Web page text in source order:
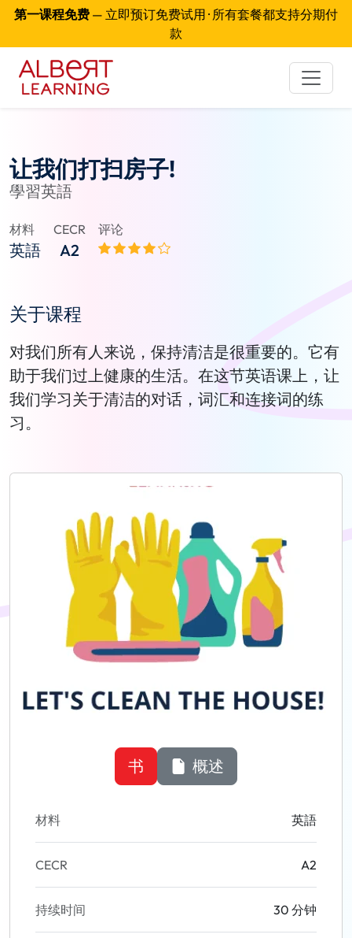
第一课程免费 — 立即预订免费试用 · 所有套餐都支持分期付
款
让我们打扫房子!
學習英語
材料
英語
CECR
A2
评论
关于课程
对我们所有人来说，保持清洁是很重要的。它有
助于我们过上健康的生活。在这节英语课上，让
我们学习关于清洁的对话，词汇和连接词的练
习。
书 概述
材料 英語
CECR A2
持续时间 30 分钟